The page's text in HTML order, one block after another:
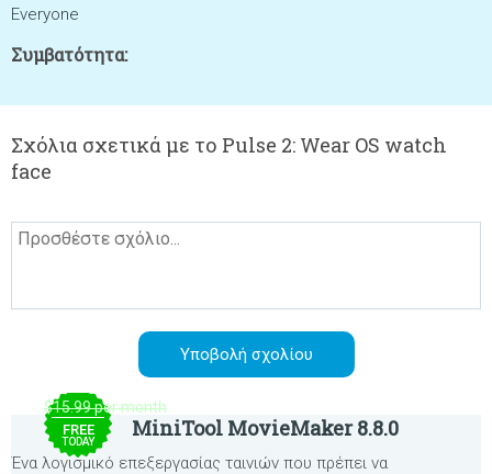
Everyone
Συμβατότητα:
Σχόλια σχετικά με το Pulse 2: Wear OS watch
face
$15.99 per month
FREE
TODAY
MiniTool MovieMaker 8.8.0
Ένα λογισμικό επεξεργασίας ταινιών που πρέπει να